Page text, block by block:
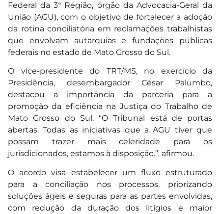
Federal da 3ª Região, órgão da Advocacia-Geral da
União (AGU), com o objetivo de fortalecer a adoção
da rotina conciliatória em reclamações trabalhistas
que envolvam autarquias e fundações públicas
federais no estado de Mato Grosso do Sul.
O vice-presidente do TRT/MS, no exercício da
Presidência, desembargador César Palumbo,
destacou a importância da parceria para a
promoção da eficiência na Justiça do Trabalho de
Mato Grosso do Sul. “O Tribunal está de portas
abertas. Todas as iniciativas que a AGU tiver que
possam trazer mais celeridade para os
jurisdicionados, estamos à disposição.”, afirmou.
O acordo visa estabelecer um fluxo estruturado
para a conciliação nos processos, priorizando
soluções ágeis e seguras para as partes envolvidas,
com redução da duração dos litígios e maior